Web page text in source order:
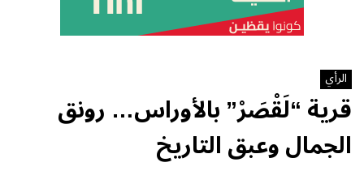
الرأي
قرية “لَقْصَرْ” بالأوراس… رونق
الجمال وعبق التاريخ